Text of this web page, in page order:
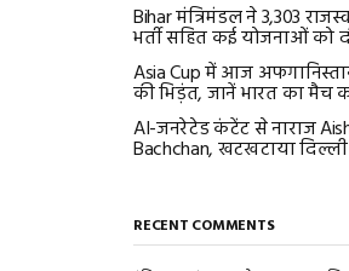
Bihar मंत्रिमंडल ने 3,303
भर्ती सहित कई योजनाओं को
Asia Cup में आज
की भिड़ंत, जानें भारत का मैच
AI-जनरेटेड कंटेंट से नाराज
Bachchan, खटखटाया
RECENT COMMENTS